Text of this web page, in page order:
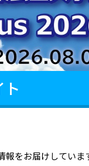
をお届けしていま